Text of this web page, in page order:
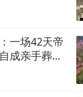
一场42天帝
成亲手葬送